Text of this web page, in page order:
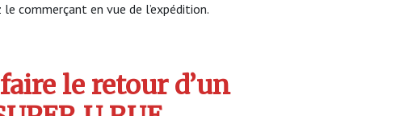
commerçant en vue de l’expédition.
le retour d’un